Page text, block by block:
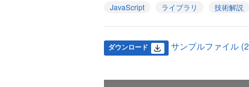
JavaScript ライブラリ 技術解説
ダウンロード サンプルファイル